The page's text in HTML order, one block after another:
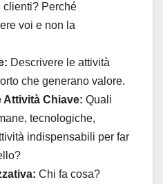
clienti? Perché
voi e non la
Descrivere le attività
che generano valore.
Attività Chiave: Quali
tecnologiche,
indispensabili per far
Chi fa cosa?